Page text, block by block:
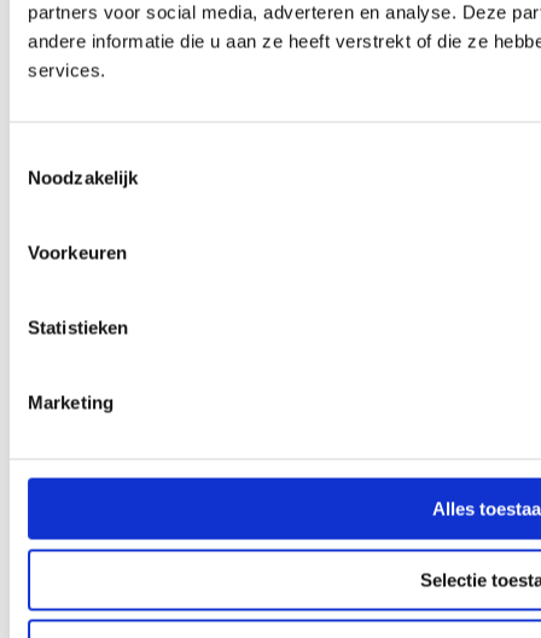
partners voor social media, adverteren en analyse. Deze
andere informatie die u aan ze heeft verstrekt of die ze
services.
Noodzakelijk
Voorkeuren
Statistieken
Marketing
Alles
Selectie
Advies in beweging›
24/7 storingsservice
Vestigingslocator
op met onze vestigingslocator.
Disclaimer